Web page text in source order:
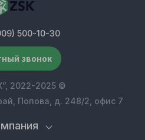
500-10-30
звонок
2022-2025 ©
Попова, д. 248/2, офис 7